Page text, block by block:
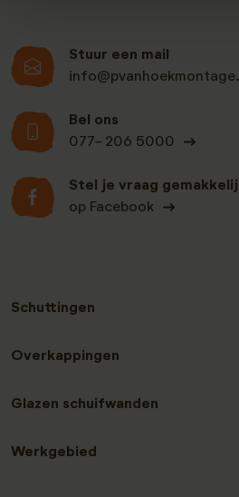
Stuur een mail
Bel ons
077- 206 5000
Stel je vraag
op Facebook
Schuttingen
Hout-beton schutting Nobifix
Hout-beton schutting Grenen Zwart
Hout-beton schutting Redwood
Overkappingen
Glazen schuifwanden
Werkgebied